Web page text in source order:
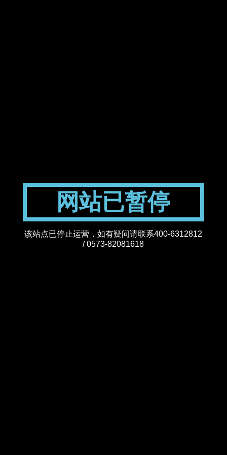
网站已暂停
该站点已停止运营，如有疑问请联系400-6312812
/ 0573-82081618